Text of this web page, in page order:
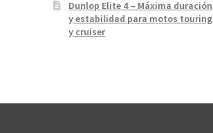
Dunlop Elite 4 – Máxima duración
y estabilidad para motos touring
y cruiser